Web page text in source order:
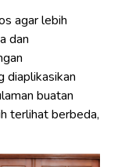
agar lebih
dan
diaplikasikan
buatan
terlihat berbeda,